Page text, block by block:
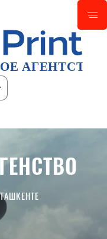
ВАШЕГО